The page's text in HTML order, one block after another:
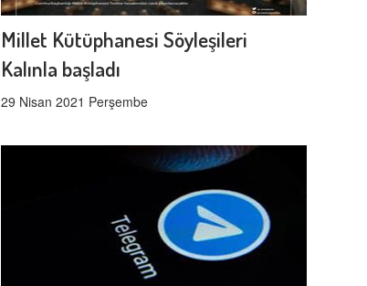
Millet Kütüphanesi Söyleşileri
Kalınla başladı
29 Nisan 2021 Perşembe